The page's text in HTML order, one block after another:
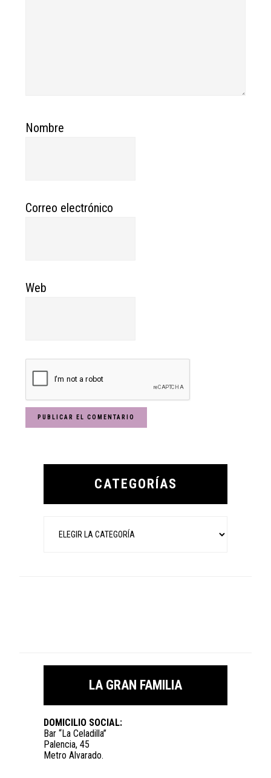
Nombre
Correo electrónico
Web
Primary
CATEGORÍAS
LA GRAN FAMILIA
DOMICILIO SOCIAL:
Bar “La Celadilla”
Palencia, 45
Metro Alvarado.